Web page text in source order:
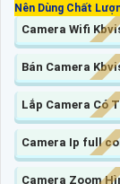
Nên Dùng Chất
Camera Wifi
Bán Camera
Lắp Camera Có
Camera Ip full
Camera Zoom